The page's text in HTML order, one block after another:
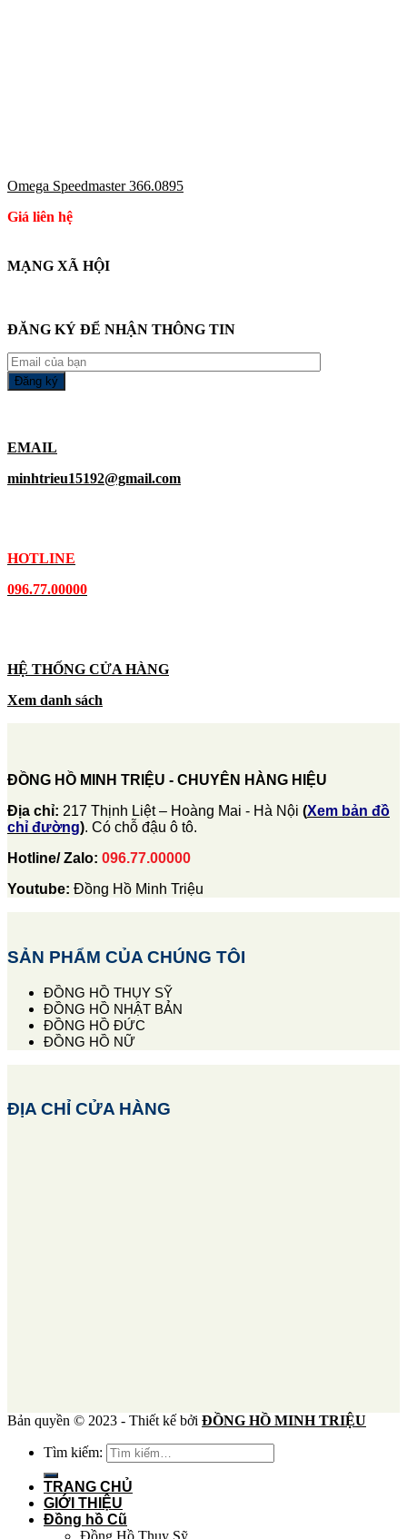
Omega Speedmaster 366.0895
Giá liên hệ
MẠNG XÃ HỘI
ĐĂNG KÝ ĐỂ NHẬN THÔNG TIN
EMAIL
minhtrieu15192@gmail.com
HOTLINE
096.77.00000
HỆ THỐNG CỬA HÀNG
Xem danh sách
ĐỒNG HỒ MINH TRIỆU - CHUYÊN HÀNG HIỆU
Địa chỉ: 217 Thịnh Liệt – Hoàng Mai - Hà Nội (Xem bản đồ
chỉ đường). Có chỗ đậu ô tô.
Hotline/ Zalo: 096.77.00000
Youtube: Đồng Hồ Minh Triệu
SẢN PHẨM CỦA CHÚNG TÔI
ĐỒNG HỒ THỤY SỸ
ĐỒNG HỒ NHẬT BẢN
ĐỒNG HỒ ĐỨC
ĐỒNG HỒ NỮ
ĐỊA CHỈ CỬA HÀNG
Bản quyền © 2023 - Thiết kế bởi ĐỒNG HỒ MINH TRIỆU
Tìm kiếm:
TRANG CHỦ
GIỚI THIỆU
Đồng hồ Cũ
Đồng Hồ Thụy Sỹ